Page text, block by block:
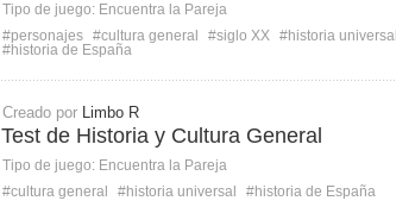
Tipo de juego: Encuentra la Pareja
#personajes #cultura general #siglo XX #historia universal
#historia de España
Creado por Limbo R
Test de Historia y Cultura General
Tipo de juego: Encuentra la Pareja
#cultura general
#historia universal #historia de España